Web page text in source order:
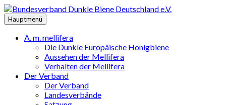
Zum
Inhalt
springen
Hauptmenü
A. m. mellifera
Die Dunkle Europäische Honigbiene
Aussehen der Mellifera
Verhalten der Mellifera
Der Verband
Der Verband
Landesverbände